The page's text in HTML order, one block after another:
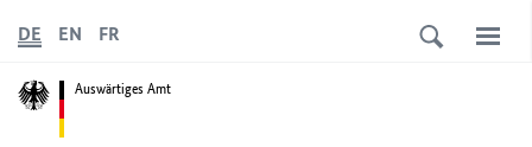
Auswärtiges Amt
DE EN FR